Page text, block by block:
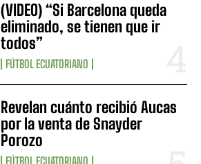
(VIDEO) “Si Barcelona queda
eliminado, se tienen que ir
todos”
FÚTBOL ECUATORIANO
Revelan cuánto recibió Aucas
por la venta de Snayder
Porozo
FÚTBOL ECUATORIANO